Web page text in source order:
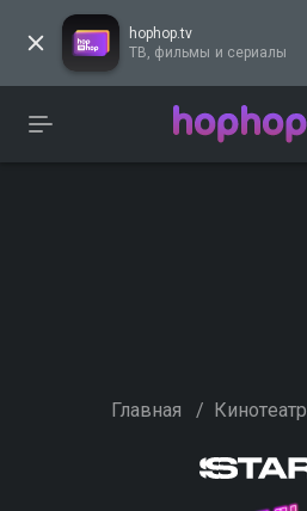
hophop.tv
ТВ, фильмы и сериалы
Главная / Кинотеатр